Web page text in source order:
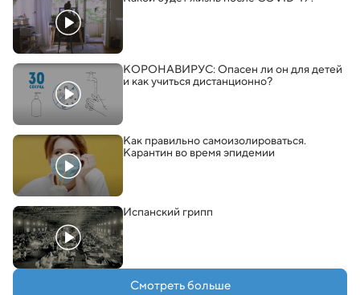
КОРОНАВИРУС: Опасен ли он для детей
и как учиться дистанционно?
Как правильно самоизолироваться.
Карантин во время эпидемии
Испанский грипп
Смотреть больше